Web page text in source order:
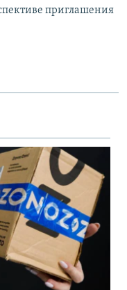
приглашения